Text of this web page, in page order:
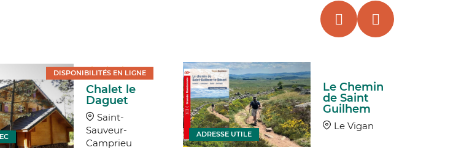
Chalet le
Daguet
Saint-
Sauveur-
Camprieu
DISPONIBILITÉS EN LIGNE
Le Chemin
de Saint
Guilhem
Le Vigan
ADRESSE UTILE